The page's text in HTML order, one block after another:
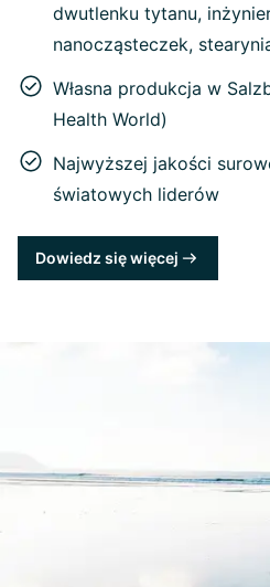
dwutlenku tytanu,
nanocząsteczek,
Własna produkcja w
Health World)
Najwyższej jakości
światowych liderów
Dowiedz się więcej